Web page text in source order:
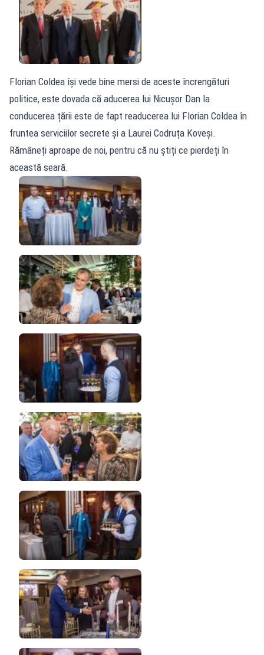
Florian Coldea își vede bine mersi de aceste încrengături
politice, este dovada că aducerea lui Nicușor Dan la
conducerea țării este de fapt readucerea lui Florian Coldea în
fruntea serviciilor secrete și a Laurei Codruța Koveși.
Rămâneți aproape de noi, pentru că nu știți ce pierdeți în
această seară.